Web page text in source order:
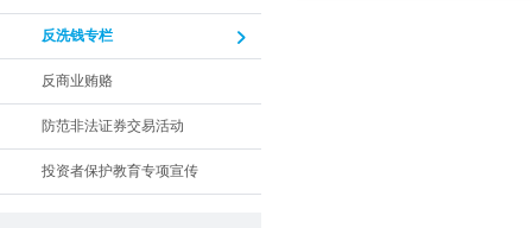
反洗钱专栏
反商业贿赂
防范非法证券交易活动
投资者保护教育专项宣传